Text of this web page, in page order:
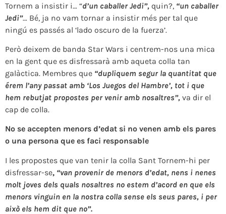
Tornem a insistir i… “d’un caballer Jedi”, quin?, “un caballer
Jedi”… Bé, ja no vam tornar a insistir més per tal que
ningú es passés al ‘lado oscuro de la fuerza’.
Però deixem de banda Star Wars i centrem-nos una mica
en la gent que es disfressarà amb aqueta colla tan
galàctica. Membres que “dupliquem segur la quantitat que
érem l’any passat amb ‘Los Juegos del Hambre’, tot i que
hem rebutjat propostes per venir amb nosaltres”, va dir el
cap de colla.
No se accepten menors d’edat si no venen amb els pares
o una persona que es faci responsable
I les propostes que van tenir la colla Sant Tornem-hi per
disfressar-se, “van provenir de menors d’edat, nens i nenes
molt joves dels quals nosaltres no estem d’acord en que els
menors vinguin en la nostra colla sense els seus pares, i per
això els hem dit que no”.